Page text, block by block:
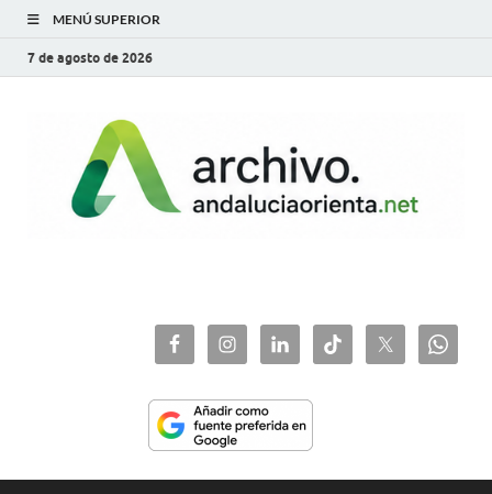
MENÚ SUPERIOR
7 de agosto de 2026